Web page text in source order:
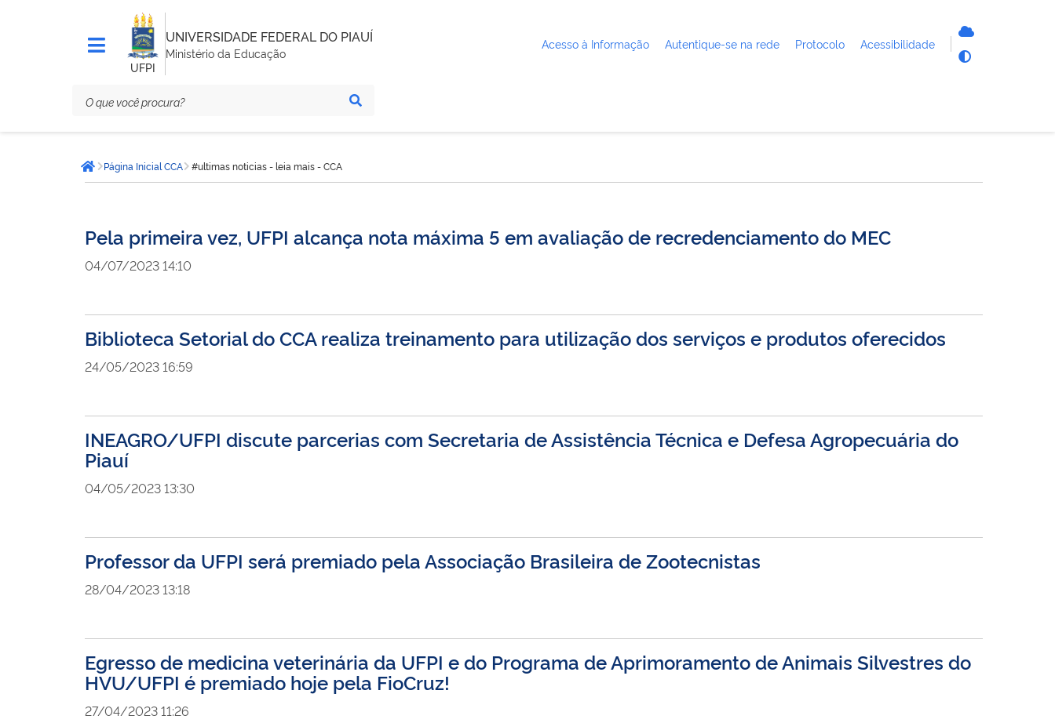
UFPI
UNIVERSIDADE FEDERAL DO PIAUÍ
Ministério da Educação
Acesso à Informação Autentique-se na rede Protocolo Acessibilidade
está
aqui:Página inicial
Página Inicial CCA #ultimas noticias - leia mais - CCA
Pela primeira vez, UFPI alcança nota máxima 5 em avaliação de recredenciamento do MEC
04/07/2023 14:10
Biblioteca Setorial do CCA realiza treinamento para utilização dos serviços e produtos oferecidos
24/05/2023 16:59
INEAGRO/UFPI discute parcerias com Secretaria de Assistência Técnica e Defesa Agropecuária do
Piauí
04/05/2023 13:30
Professor da UFPI será premiado pela Associação Brasileira de Zootecnistas
28/04/2023 13:18
Egresso de medicina veterinária da UFPI e do Programa de Aprimoramento de Animais Silvestres do
HVU/UFPI é premiado hoje pela FioCruz!
27/04/2023 11:26